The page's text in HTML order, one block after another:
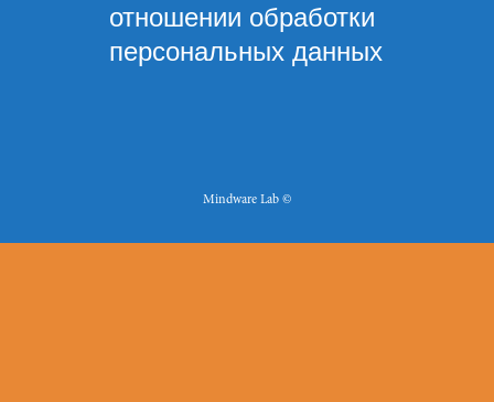
отношении обработки
персональных данных
Mindware Lab ©